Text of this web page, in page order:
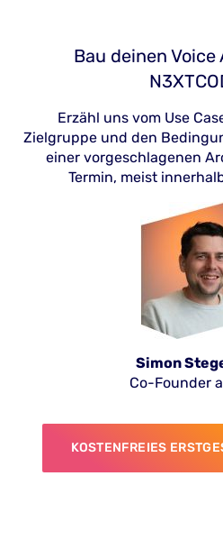
Bau deinen
Erzähl uns vom Use
Zielgruppe und den
einer vorgeschlagenen
Termin, meist
Simon
Co-Founder
KOSTENFREIES